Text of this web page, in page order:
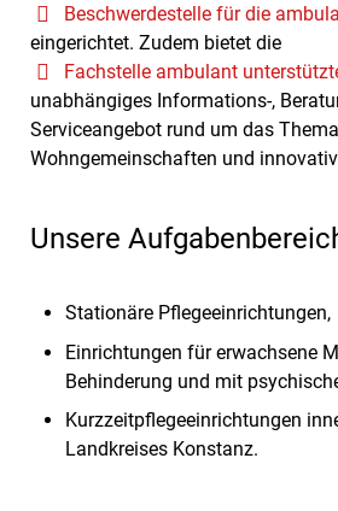
Beschwerdestelle für die
eingerichtet. Zudem bietet die
Fachstelle ambulant
unabhängiges Informations-,
Serviceangebot rund um das
Wohngemeinschaften und
Unsere
Stationäre Pflegeeinrichtungen,
Einrichtungen für erwachsene
Behinderung und mit
Kurzzeitpflegeeinrichtungen
Landkreises Konstanz.